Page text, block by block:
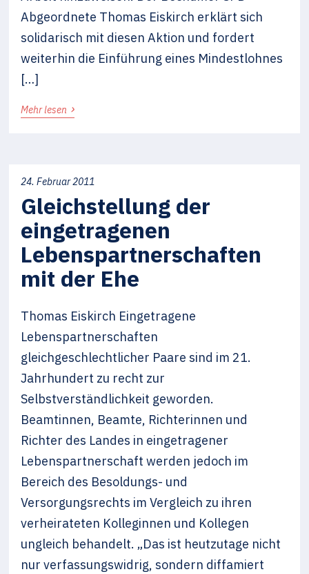
Abgeordnete Thomas Eiskirch erklärt sich
solidarisch mit diesen Aktion und fordert
weiterhin die Einführung eines Mindestlohnes
[…]
Mehr lesen ›
24. Februar 2011
Gleichstellung der
eingetragenen
Lebenspartnerschaften
mit der Ehe
Thomas Eiskirch Eingetragene
Lebenspartnerschaften
gleichgeschlechtlicher Paare sind im 21.
Jahrhundert zu recht zur
Selbstverständlichkeit geworden.
Beamtinnen, Beamte, Richterinnen und
Richter des Landes in eingetragener
Lebenspartnerschaft werden jedoch im
Bereich des Besoldungs- und
Versorgungsrechts im Vergleich zu ihren
verheirateten Kolleginnen und Kollegen
ungleich behandelt. „Das ist heutzutage nicht
nur verfassungswidrig, sondern diffamiert